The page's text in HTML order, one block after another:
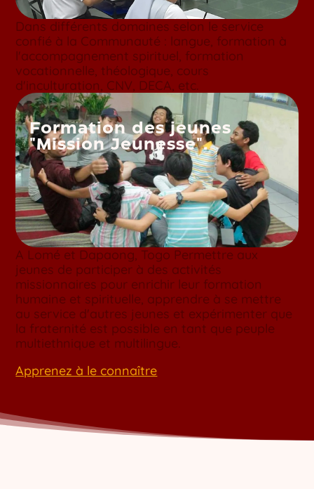
Dans différents domaines selon le service
confié à la Communauté : langue, formation à
l'accompagnement spirituel, formation
vocationnelle, théologique, cours
d'inculturation, CNV, DECA, etc.
Formation des jeunes
"Mission Jeunesse".
A Lomé et Dapaong, Togo Permettre aux
jeunes de participer à des activités
missionnaires pour enrichir leur formation
humaine et spirituelle, apprendre à se mettre
au service d'autres jeunes et expérimenter que
la fraternité est possible en tant que peuple
multiethnique et multilingue.
Apprenez à le connaître